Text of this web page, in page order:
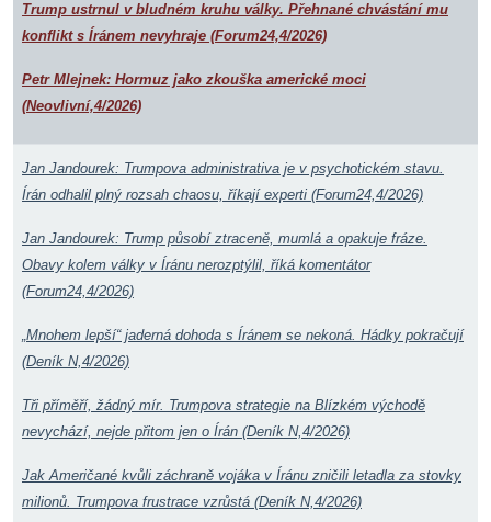
Trump ustrnul v bludném kruhu války. Přehnané chvástání mu
konflikt s Íránem nevyhraje (Forum24,4/2026)
Petr Mlejnek: Hormuz jako zkouška americké moci
(Neovlivní,4/2026)
Jan Jandourek: Trumpova administrativa je v psychotickém stavu.
Írán odhalil plný rozsah chaosu, říkají experti (Forum24,4/2026)
Jan Jandourek: Trump působí ztraceně, mumlá a opakuje fráze.
Obavy kolem války v Íránu nerozptýlil, říká komentátor
(Forum24,4/2026)
„Mnohem lepší“ jaderná dohoda s Íránem se nekoná. Hádky pokračují
(Deník N,4/2026)
Tři příměří, žádný mír. Trumpova strategie na Blízkém východě
nevychází, nejde přitom jen o Írán (Deník N,4/2026)
Jak Američané kvůli záchraně vojáka v Íránu zničili letadla za stovky
milionů. Trumpova frustrace vzrůstá (Deník N,4/2026)